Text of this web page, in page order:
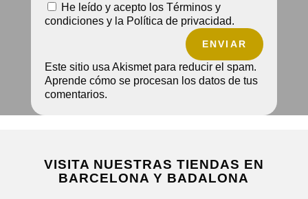
He leído y acepto los Términos y
condiciones y la Política de privacidad.
ENVIAR
Este sitio usa Akismet para reducir el spam.
Aprende cómo se procesan los datos de tus
comentarios.
VISITA NUESTRAS TIENDAS EN
BARCELONA Y BADALONA